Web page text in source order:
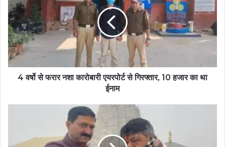
4 वर्षो से फरार नशा कारोबारी एयरपोर्ट से गिरफ्तार, 10 हजार का था
ईनाम